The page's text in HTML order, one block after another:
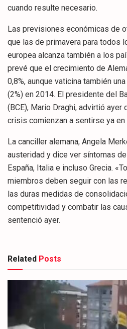
cuando resulte necesario.
Las previsiones económicas de
que las de primavera para todos
europea alcanza también a los
prevé que el crecimiento de
0,8%, aunque vaticina también
(2%) en 2014. El presidente del
(BCE), Mario Draghi, advirtió
crisis comienzan a sentirse ya en
La canciller alemana, Angela
austeridad y dice ver síntomas
España, Italia e incluso Grecia.
miembros deben seguir con las
las duras medidas de
competitividad y combatir las
sentenció ayer.
Related Posts